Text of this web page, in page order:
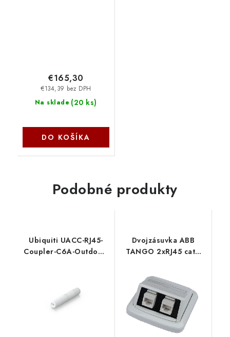
Na sklade (20 ks)
€134,39 bez DPH
€165,30
DO KOŠÍKA
Podobné produkty
Ubiquiti UACC-RJ45-
Coupler-C6A-Outdoor,
Dvojzásuvka ABB
TANGO 2xRJ45 cat6